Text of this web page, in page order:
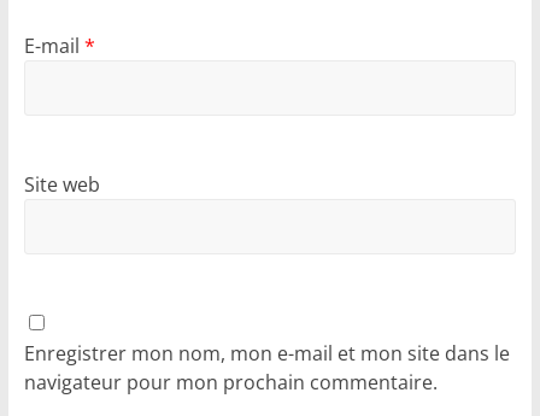
E-mail *
Site web
Enregistrer mon nom, mon e-mail et mon site dans le
navigateur pour mon prochain commentaire.